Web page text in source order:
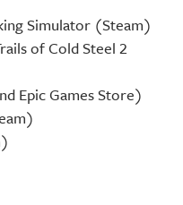
Simulator (Steam)
of Cold Steel 2
Epic Games Store)